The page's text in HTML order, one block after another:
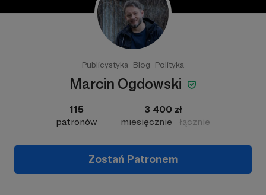
Publicystyka Blog Polityka
Marcin Ogdowski
115
patronów
3 400 zł
miesięcznie
łącznie
Zostań Patronem